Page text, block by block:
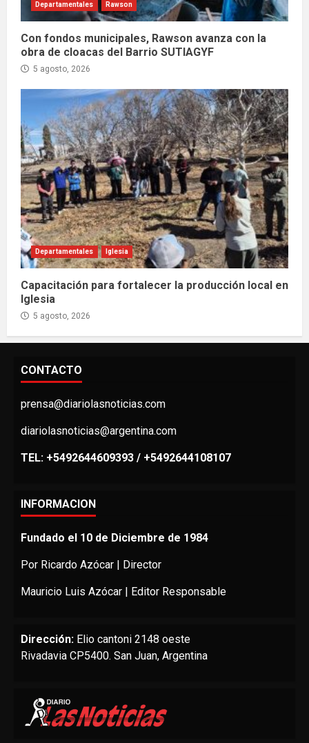
Departamentales Rawson
Con fondos municipales, Rawson avanza con la
obra de cloacas del Barrio SUTIAGYF
5 agosto, 2026
Departamentales Iglesia
Capacitación para fortalecer la producción local en
Iglesia
5 agosto, 2026
CONTACTO
prensa@diariolasnoticias.com
diariolasnoticias@argentina.com
TEL: +5492644609393 / +5492644108107
INFORMACION
Fundado el 10 de Diciembre de 1984
Por Ricardo Azócar | Director
Mauricio Luis Azócar | Editor Responsable
Dirección: Elio cantoni 2148 oeste
Rivadavia CP5400. San Juan, Argentina